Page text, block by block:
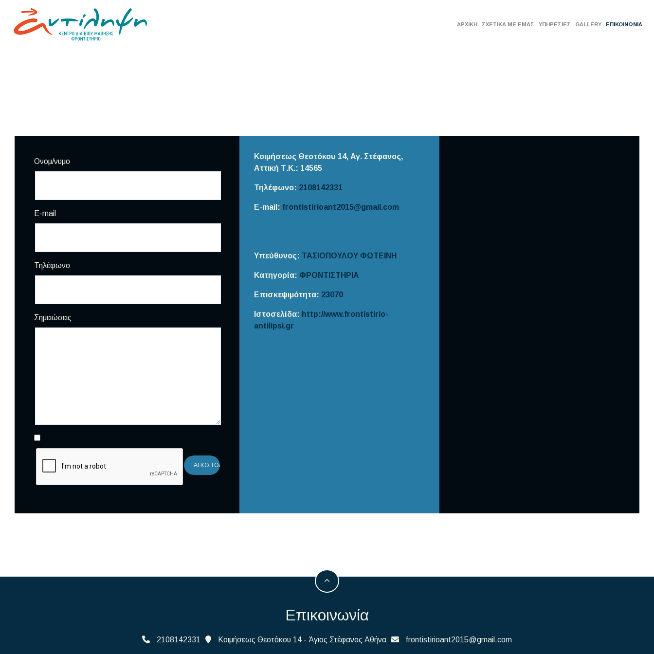
ΑΡΧΙΚΗ ΣΧΕΤΙΚΑ ΜΕ ΕΜΑΣ ΥΠΗΡΕΣΙΕΣ GALLERY ΕΠΙΚΟΙΝΩΝΙΑ
Κοιμήσεως Θεοτόκου 14, Αγ. Στέφανος,
Αττική Τ.Κ.: 14565
Τηλέφωνο: 2108142331
E-mail: frontistirioant2015@gmail.com
Υπεύθυνος: ΤΑΣΙΟΠΟΥΛΟΥ ΦΩΤΕΙΝΗ
Κατηγορία: ΦΡΟΝΤΙΣΤΗΡΙΑ
Επισκεψιμότητα: 23070
Ιστοσελίδα: http://www.frontistirio-
antilipsi.gr
Ονομ/νυμο
E-mail
Τηλέφωνο
Σημειώσεις
ΑΠΟΣΤΟΛΉ
Επικοινωνία
2108142331 Κοιμήσεως Θεοτόκου 14 - Άγιος Στέφανος Αθήνα frontistirioant2015@gmail.com